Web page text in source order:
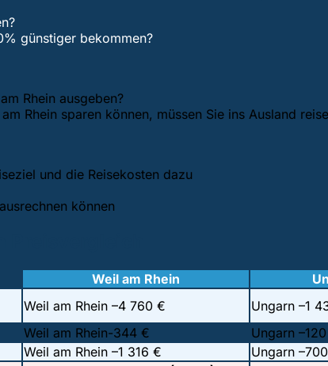
günstiger bekommen?
Rhein ausgeben?
Rhein sparen können, müssen Sie ins Ausland
und die Reisekosten dazu
können
Weil am Rhein
Weil am Rhein –4 760 € Ungarn –1
Weil am Rhein-344 € Ungarn –
Weil am Rhein –1 316 € Ungarn –